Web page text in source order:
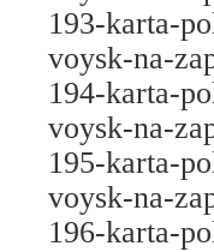
193-karta-
voysk-na-
194-karta-
voysk-na-
195-karta-
voysk-na-
196-karta-